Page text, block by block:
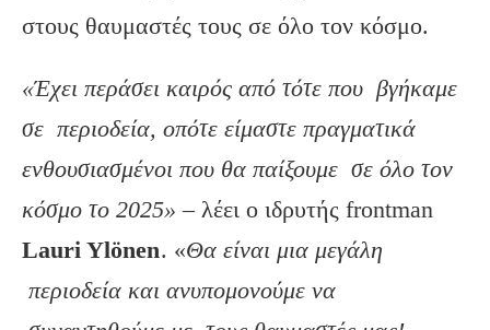
στους θαυμαστές τους σε όλο τον κόσμο.
«Έχει περάσει καιρός από τότε που βγήκαμε
σε περιοδεία, οπότε είμαστε πραγματικά
ενθουσιασμένοι που θα παίξουμε σε όλο τον
κόσμο το 2025» – λέει ο ιδρυτής frontman
Lauri Ylönen. «Θα είναι μια μεγάλη
περιοδεία και ανυπομονούμε να